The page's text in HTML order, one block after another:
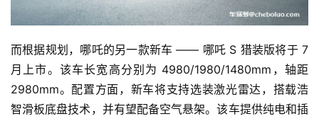
而根据规划，哪吒的另一款新车 —— 哪吒 S 猎装版将于 7
月上市。该车长宽高分别为 4980/1980/1480mm，轴距
2980mm。配置方面，新车将支持选装激光雷达，搭载浩
智滑板底盘技术，并有望配备空气悬架。该车提供纯电和插